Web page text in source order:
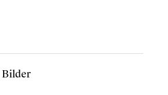
Mastering
Bilder